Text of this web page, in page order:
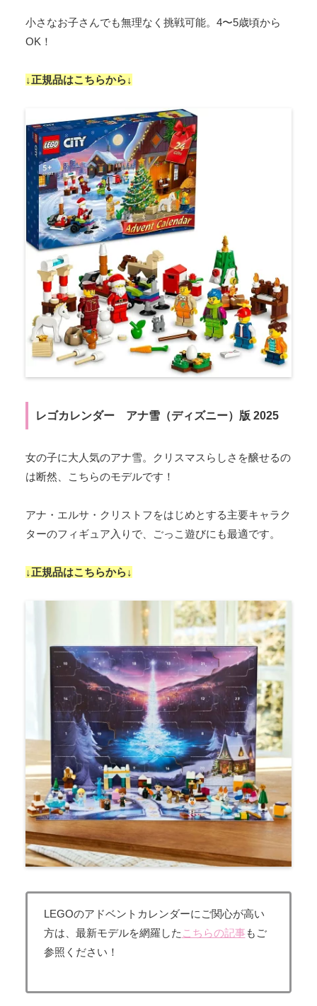
小さなお子さんでも無理なく挑戦可能。4〜5歳頃から
OK！
↓正規品はこちらから↓
レゴカレンダー アナ雪（ディズニー）版 2025
女の子に大人気のアナ雪。クリスマスらしさを醸せるの
は断然、こちらのモデルです！
アナ・エルサ・クリストフをはじめとする主要キャラク
ターのフィギュア入りで、ごっこ遊びにも最適です。
↓正規品はこちらから↓
LEGOのアドベントカレンダーにご関心が高い
方は、最新モデルを網羅した こちらの記事もご
参照ください！